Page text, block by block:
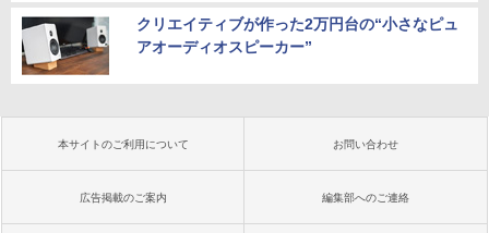
クリエイティブが作った2万円台の“小さなピュ
アオーディオスピーカー”
本サイトのご利用について お問い合わせ
広告掲載のご案内 編集部へのご連絡